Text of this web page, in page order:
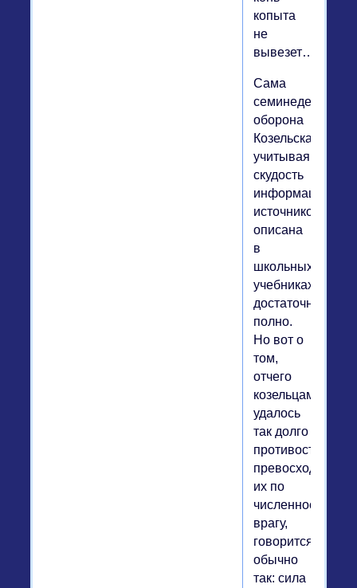
копыта
не
вывезет…
Сама
семинедельная
оборона
Козельска,
учитывая
скудость
информации
источников,
описана
в
школьных
учебниках
достаточно
полно.
Но вот о
том,
отчего
козельцам
удалось
так долго
противостоять
превосходящему
их по
численности
врагу,
говорится
обычно
так: сила